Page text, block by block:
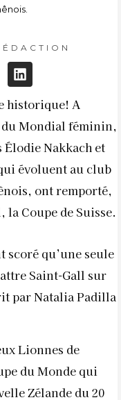
historique! A
du Mondial féminin,
Élodie Nakkach et
évoluent au club
ont remporté,
la Coupe de Suisse.
scoré qu’une seule
Saint-Gall sur
par Natalia Padilla
Lionnes de
du Monde qui
Zélande du 20